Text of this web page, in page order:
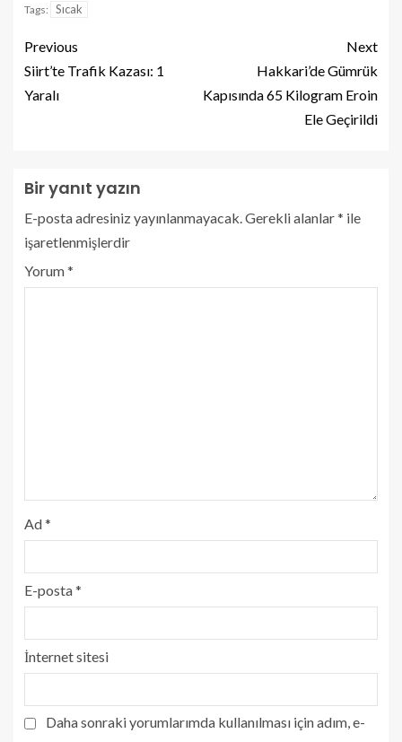
Tags: Sıcak
Previous
Siirt’te Trafik Kazası: 1
Yaralı
Next
Hakkari’de Gümrük
Kapısında 65 Kilogram Eroin
Ele Geçirildi
Bir yanıt yazın
E-posta adresiniz yayınlanmayacak. Gerekli alanlar* ile
işaretlenmişlerdir
Yorum*
Ad*
E-posta*
İnternet sitesi
Daha sonraki yorumlarımda kullanılması için adım, e-